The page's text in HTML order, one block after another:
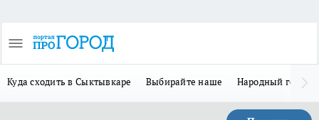
Куда сходить в Сыктывкаре Выбирайте наше Народный герой